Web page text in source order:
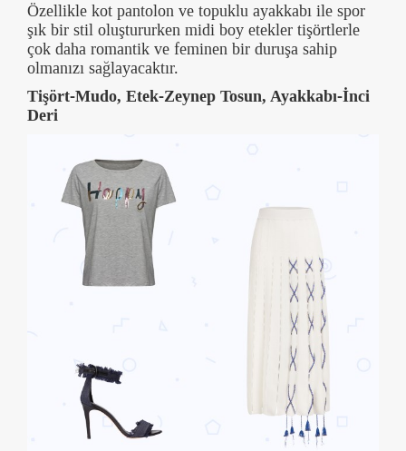
Özellikle kot pantolon ve topuklu ayakkabı ile spor
şık bir stil oluştururken midi boy etekler tişörtlerle
çok daha romantik ve feminen bir duruşa sahip
olmanızı sağlayacaktır.
Tişört-Mudo, Etek-Zeynep Tosun, Ayakkabı-İnci
Deri